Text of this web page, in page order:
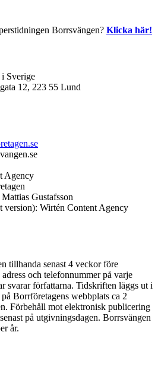
Borrsvängen? Klicka här!
Sverige
12, 223 55 Lund
Agency
Gustafsson
Wirtén Content Agency
tillhanda senast 4 veckor före
och telefonnummer på varje
svarar författarna. Tidskriften läggs ut i
Borrföretagens webbplats ca 2
Förbehåll mot elektronisk publicering
på utgivningsdagen. Borrsvängen
år.